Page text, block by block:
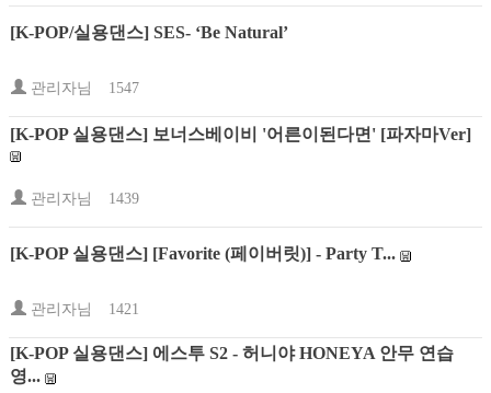
[K-POP/실용댄스] SES- ‘Be Natural’
관리자님 1547
[K-POP 실용댄스] 보너스베이비 '어른이된다면' [파자마Ver]
관리자님 1439
[K-POP 실용댄스] [Favorite (페이버릿)] - Party T...
관리자님 1421
[K-POP 실용댄스] 에스투 S2 - 허니야 HONEYA 안무 연습
영...